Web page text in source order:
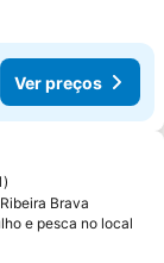
Ver preços
favoritos
Brava
e pesca no local